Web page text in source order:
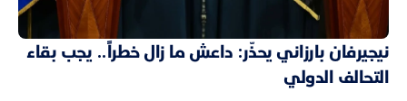
نيجيرفان بارزاني يحذّر: داعش ما زال خطراً.. يجب بقاء
التحالف الدولي